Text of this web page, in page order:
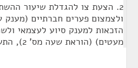
2. הצעת צו להגדלת שיעור
ולצמצום פערים חברתיים
הזכאות למענק סיוע לעצמאי
מעטים) (הוראת שעה מס' 2), התשפ"א-2021